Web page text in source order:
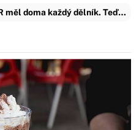
měl doma každý dělník. Teď…